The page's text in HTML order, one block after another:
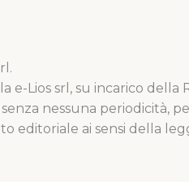
e-Lios srl, su incarico della
nessuna periodicità,
editoriale ai sensi della